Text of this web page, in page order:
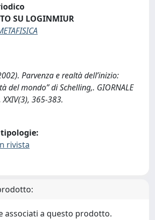
SU LOGINMIUR
Parvenza e realtà dell’inizio:
del mondo” di Schelling,. GIORNALE
XXIV(3), 365-383.
rivista
associati a questo prodotto.